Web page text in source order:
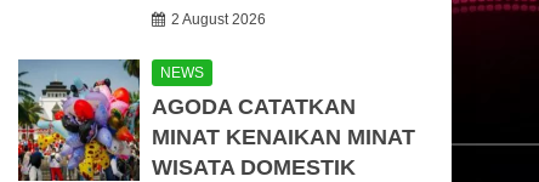
2 August 2026
NEWS
AGODA CATATKAN
MINAT KENAIKAN MINAT
WISATA DOMESTIK